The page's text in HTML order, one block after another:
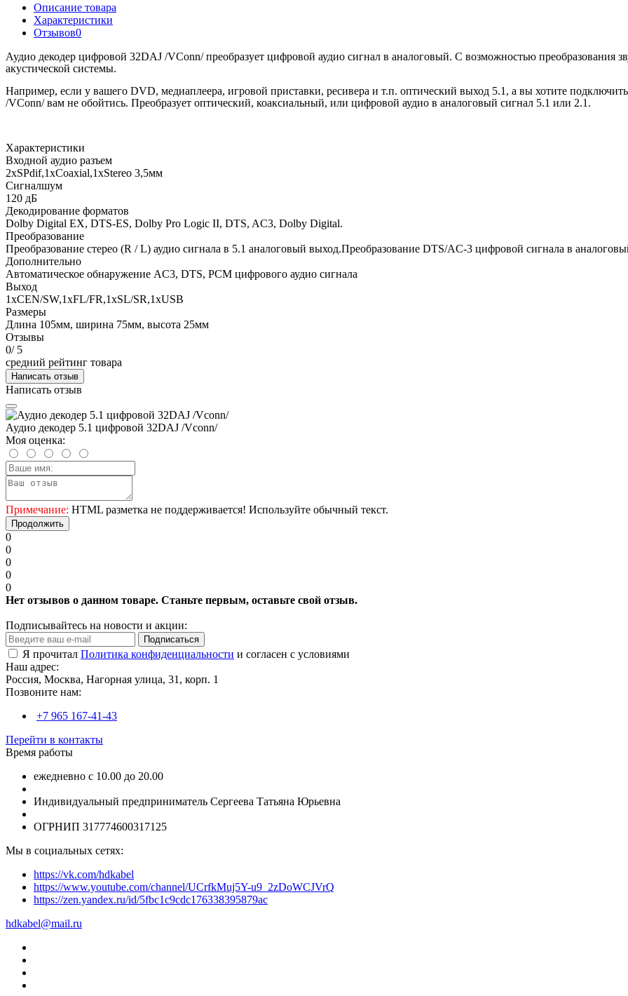
Описание товара
Характеристики
Отзывов0
Аудио декодер цифровой 32DAJ /VConn/ преобразует цифровой аудио сигнал в аналоговый. С возможностью преобразования
акустической системы.
Например, если у вашего DVD, медиаплеера, игровой приставки, ресивера и т.п. оптический выход 5.1, а вы хотите
/VConn/ вам не обойтись. Преобразует оптический, коаксиальный, или цифровой аудио в аналоговый сигнал 5.1 или 2.1.
Характеристики
Входной аудио разъем
2хSPdif,1xCoaxial,1xStereo 3,5мм
Сигналшум
120 дБ
Декодирование форматов
Dolby Digital EX, DTS-ES, Dolby Pro Logic II, DTS, AC3, Dolby Digital.
Преобразование
Преобразование стерео (R / L) аудио сигнала в 5.1 аналоговый выход.Преобразование DTS/AC-3 цифровой сигнала в
Дополнительно
Автоматическое обнаружение AC3, DTS, PCM цифрового аудио сигнала
Выход
1хCEN/SW,1хFL/FR,1хSL/SR,1хUSB
Размеры
Длина 105мм, ширина 75мм, высота 25мм
Отзывы
0/ 5
средний рейтинг товара
Написать отзыв
Написать отзыв
Аудио декодер 5.1 цифровой 32DAJ /Vconn/
Моя оценка:
Примечание: HTML разметка не поддерживается! Используйте обычный текст.
Продолжить
0
0
0
0
0
Нет отзывов о данном товаре. Станьте первым, оставьте свой отзыв.
Подписывайтесь на новости и акции:
Подписаться
Я прочитал Политика конфиденциальности и согласен с условиями
Наш адрес:
Россия, Москва, Нагорная улица, 31, корп. 1
Позвоните нам:
+7 965 167-41-43
Перейти в контакты
Время работы
ежедневно с 10.00 до 20.00
Индивидуальный предприниматель Сергеева Татьяна Юрьевна
ОГРНИП 317774600317125
Мы в социальных сетях:
https://vk.com/hdkabel
https://www.youtube.com/channel/UCrfkMuj5Y-u9_2zDoWCJVrQ
https://zen.yandex.ru/id/5fbc1c9cdc176338395879ac
hdkabel@mail.ru